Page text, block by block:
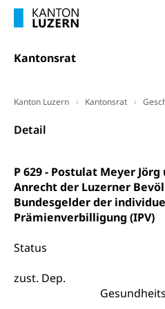
Kantonsrat
Kanton Luzern Kantonsrat
Detail
P 629 - Postulat Meyer
Anrecht der Luzerner
Bundesgelder der
Prämienverbilligung (IPV)
Status
zust. Dep.
LUPK - Luzerner
Bildung und Forschung
Wissenschaftsförderung
Wissenschaft, Forschung,
Innovative Projekte
Wald
Projektförderung
Erwachsenenbildung und
Umschulung, zweiter
Nachdiplomstudium,
Berufsbildung,
Neuorientierung,
Berufsberatung,
Studienberatung, Beratung
Bildungsgutscheine
Lehre, Berufsfachschule,
Berufsberatung,